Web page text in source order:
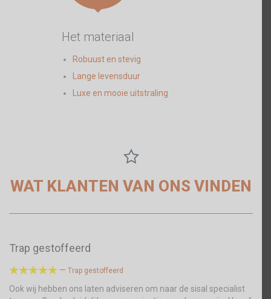
Het materiaal
Robuust en stevig
Lange levensduur
Luxe en mooie uitstraling

WAT KLANTEN VAN ONS VINDEN
Trap gestoffeerd
 — Trap gestoffeerd
Ook wij hebben ons laten adviseren om naar de sisal specialist